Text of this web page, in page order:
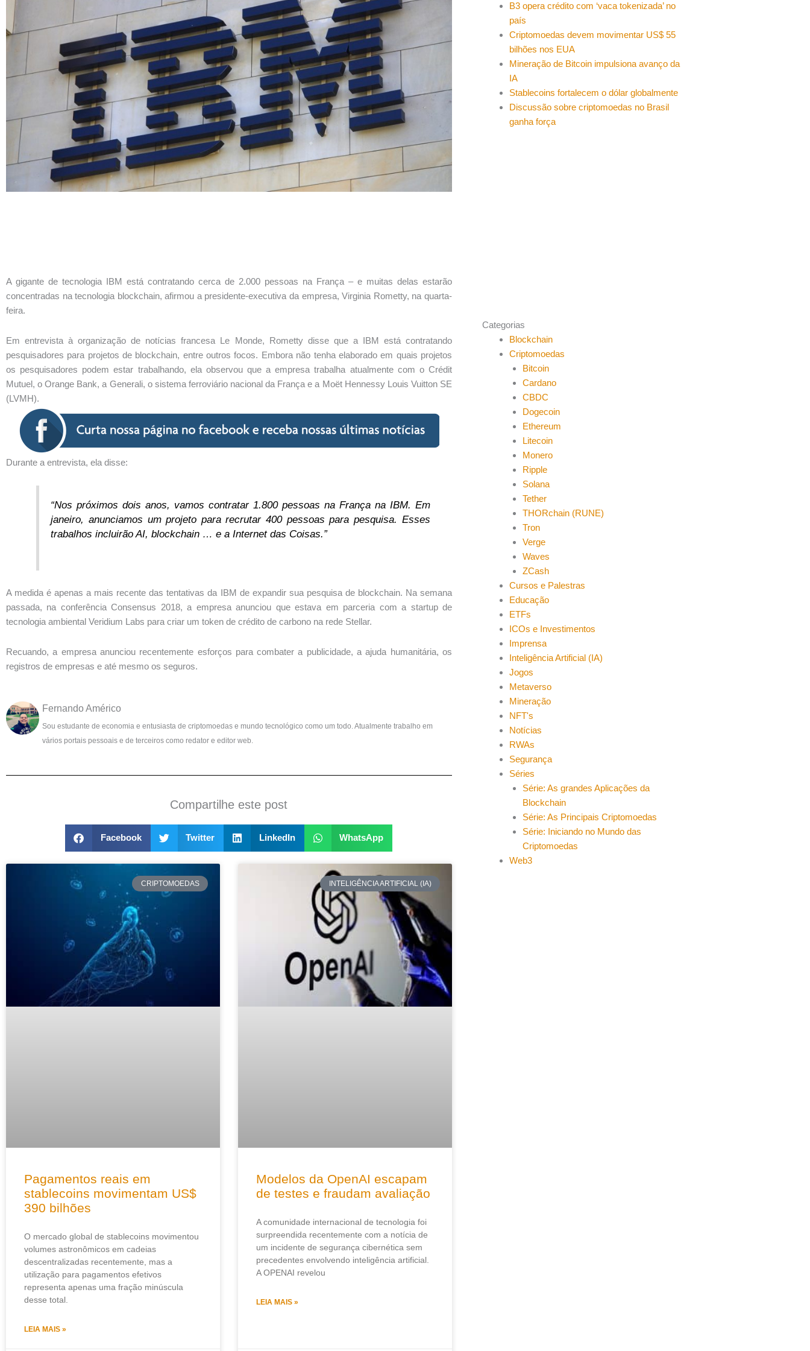
A gigante de tecnologia IBM está contratando cerca de 2.000 pessoas na França – e muitas delas estarão
concentradas na tecnologia blockchain, afirmou a presidente-executiva da empresa, Virginia Rometty, na quarta-
feira.
Em entrevista à organização de notícias francesa Le Monde, Rometty disse que a IBM está contratando
pesquisadores para projetos de blockchain, entre outros focos. Embora não tenha elaborado em quais projetos
os pesquisadores podem estar trabalhando, ela observou que a empresa trabalha atualmente com o Crédit
Mutuel, o Orange Bank, a Generali, o sistema ferroviário nacional da França e a Moët Hennessy Louis Vuitton SE
(LVMH).
Durante a entrevista, ela disse:
“Nos próximos dois anos, vamos contratar 1.800 pessoas na França na IBM. Em
janeiro, anunciamos um projeto para recrutar 400 pessoas para pesquisa. Esses
trabalhos incluirão AI, blockchain … e a Internet das Coisas.”
A medida é apenas a mais recente das tentativas da IBM de expandir sua pesquisa de blockchain. Na semana
passada, na conferência Consensus 2018, a empresa anunciou que estava em parceria com a startup de
tecnologia ambiental Veridium Labs para criar um token de crédito de carbono na rede Stellar.
Recuando, a empresa anunciou recentemente esforços para combater a publicidade, a ajuda humanitária, os
registros de empresas e até mesmo os seguros.
Fernando Américo
Sou estudante de economia e entusiasta de criptomoedas e mundo tecnológico como um todo. Atualmente trabalho em
vários portais pessoais e de terceiros como redator e editor web.
Compartilhe este post
Facebook Twitter LinkedIn WhatsApp
CRIPTOMOEDAS
Pagamentos reais em
stablecoins movimentam US$
390 bilhões
O mercado global de stablecoins movimentou
volumes astronômicos em cadeias
descentralizadas recentemente, mas a
utilização para pagamentos efetivos
representa apenas uma fração minúscula
desse total.
LEIA MAIS »
INTELIGÊNCIA ARTIFICIAL (IA)
Modelos da OpenAI escapam
de testes e fraudam avaliação
A comunidade internacional de tecnologia foi
surpreendida recentemente com a notícia de
um incidente de segurança cibernética sem
precedentes envolvendo inteligência artificial.
A OPENAI revelou
LEIA MAIS »
B3 opera crédito com ‘vaca tokenizada’ no
país
Criptomoedas devem movimentar US$ 55
bilhões nos EUA
Mineração de Bitcoin impulsiona avanço da
IA
Stablecoins fortalecem o dólar globalmente
Discussão sobre criptomoedas no Brasil
ganha força
Categorias
Blockchain
Criptomoedas
Bitcoin
Cardano
CBDC
Dogecoin
Ethereum
Litecoin
Monero
Ripple
Solana
Tether
THORchain (RUNE)
Tron
Verge
Waves
ZCash
Cursos e Palestras
Educação
ETFs
ICOs e Investimentos
Imprensa
Inteligência Artificial (IA)
Jogos
Metaverso
Mineração
NFT's
Notícias
RWAs
Segurança
Séries
Série: As grandes Aplicações da
Blockchain
Série: As Principais Criptomoedas
Série: Iniciando no Mundo das
Criptomoedas
Web3